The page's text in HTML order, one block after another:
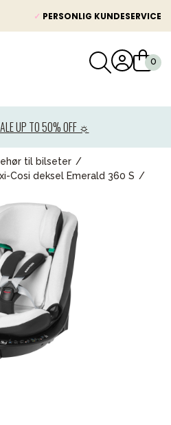
✓ PERSONLIG KUNDESERVICE
UP TO 50% OFF ☼
til bilseter
Cosi deksel Emerald 360 S
og baby
og spill
& Pappa
& seng
gaver
favoritter